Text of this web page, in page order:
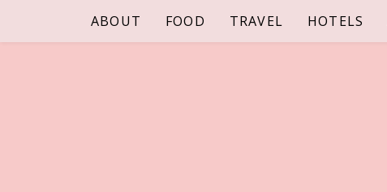
content
ABOUT FOOD TRAVEL HOTELS